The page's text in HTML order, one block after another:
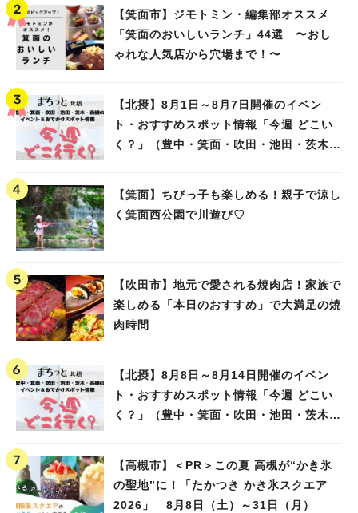
【箕面市】ジモトミン・編集部オススメ
「箕面のおいしいランチ」44選 〜おし
ゃれな人気店から穴場まで！〜
【北摂】8月1日～8月7日開催のイベン
ト・おすすめスポット情報「今週 どこい
く？」（豊中・箕面・吹田・池田・茨木・
【箕面】ちびっ子も楽しめる！親子で涼し
く箕面西公園で川遊び♡
【吹田市】地元で愛される焼肉店！家族で
楽しめる「本日のおすすめ」で大満足の焼
肉時間
【北摂】8月8日～8月14日開催のイベン
ト・おすすめスポット情報「今週 どこい
く？」（豊中・箕面・吹田・池田・茨木・
【高槻市】＜PR＞この夏 高槻が“かき氷
の聖地”に！「たかつき かき氷スクエア
2026」 8月8日（土）～31日（月）